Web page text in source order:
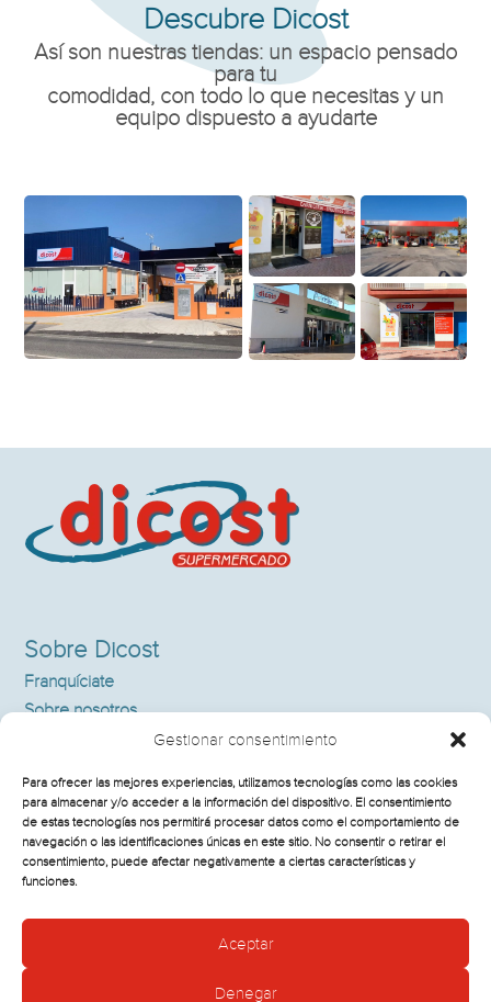
Gestionar consentimiento
Para ofrecer las mejores experiencias, utilizamos tecnologías como las cookies
para almacenar y/o acceder a la información del dispositivo. El consentimiento
de estas tecnologías nos permitirá procesar datos como el comportamiento de
navegación o las identificaciones únicas en este sitio. No consentir o retirar el
consentimiento, puede afectar negativamente a ciertas características y
funciones.
Aceptar
Denegar
Descubre Dicost
Así son nuestras tiendas: un espacio pensado
para tu
comodidad, con todo lo que necesitas y un
equipo dispuesto a ayudarte
Sobre Dicost
Franquíciate
Sobre nosotros
Contacto
Información Legal
Política de cookies
Aviso legal y política de privacidad